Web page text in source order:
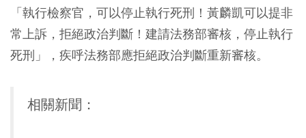
「執行檢察官，可以停止執行死刑！黃麟凱可以提非
常上訴，拒絕政治判斷！建請法務部審核，停止執行
死刑」，疾呼法務部應拒絕政治判斷重新審核。
相關新聞：